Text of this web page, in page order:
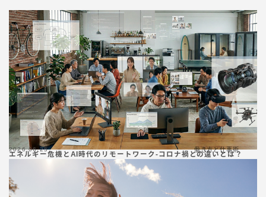
エネルギー危機とAI時代のリモートワーク-コロナ禍との違いとは？
2026.06.25 働き方と仕事術